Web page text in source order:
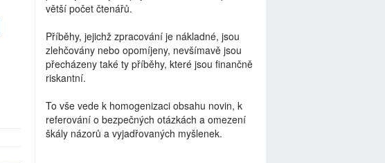
větší počet čtenářů.
Příběhy, jejichž zpracování je nákladné, jsou
zlehčovány nebo opomíjeny, nevšímavě jsou
přecházeny také ty příběhy, které jsou finančně
riskantní.
To vše vede k homogenizaci obsahu novin, k
referování o bezpečných otázkách a omezení
škály názorů a vyjadřovaných myšlenek.